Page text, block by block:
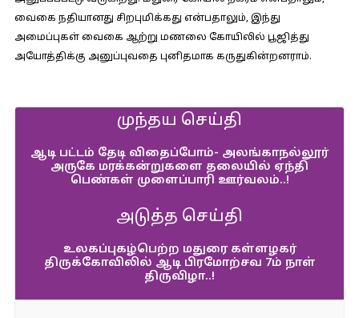
வைகை நதியானது சிறபுமிக்கது என்பதாலும், இந்து
அமைப்புகள் வைகை ஆற்று மணலை கோயிலில் பூஜித்து
அயோத்திக்கு அனுப்புவதை புனிதமாக கருதுகின்றனராம்.
முந்தய செய்தி
ஆடி பட்டம் தேடி விதைப்போம்- அலங்காநல்லூர்
அருகே மரக்கன்றுகளை தலையில் ஏந்தி
பெண்கள் முளைப்பாரி ஊர்வலம்..!
அடுத்த செய்தி
உலகப்புகழ்பெற்ற மதுரை கள்ளழகர்
திருக்கோவிலில் ஆடி பிரமோற்சவ 7ம் நாள்
திருவிழா..!